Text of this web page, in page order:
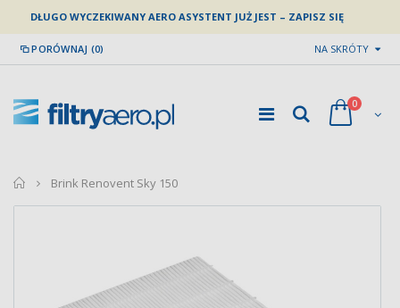
DŁUGO WYCZEKIWANY AERO ASYSTENT JUŻ JEST – ZAPISZ SIĘ
PORÓWNAJ (0) NA SKRÓTY
0
home
Brink Renovent Sky 150